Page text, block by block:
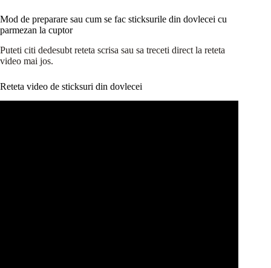
Mod de preparare sau cum se fac sticksurile din dovlecei cu
parmezan la cuptor
Puteti citi dedesubt reteta scrisa sau sa treceti direct la reteta
video mai jos.
Reteta video de sticksuri din dovlecei